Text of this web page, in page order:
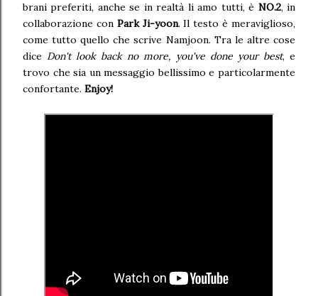
brani preferiti, anche se in realtà li amo tutti, è NO.2, in
collaborazione con Park Ji-yoon. Il testo è meraviglioso,
come tutto quello che scrive Namjoon. Tra le altre cose
dice Don't look back no more, you've done your best, e
trovo che sia un messaggio bellissimo e particolarmente
confortante. Enjoy!